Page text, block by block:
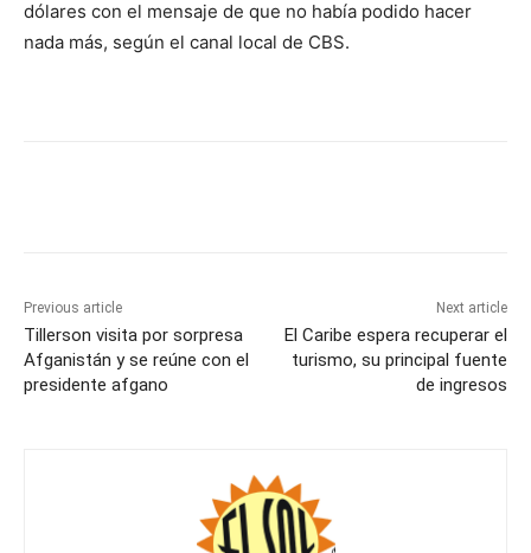
dólares con el mensaje de que no había podido hacer
nada más, según el canal local de CBS.
Previous article
Tillerson visita por sorpresa
Afganistán y se reúne con el
presidente afgano
Next article
El Caribe espera recuperar el
turismo, su principal fuente
de ingresos